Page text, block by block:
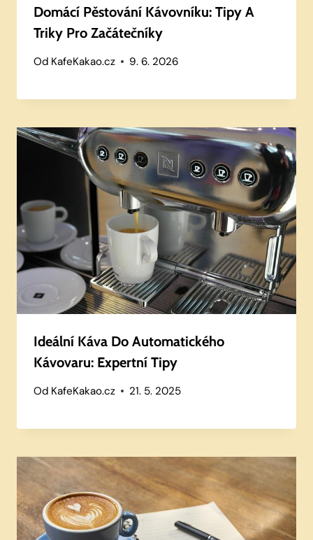
Domácí Pěstování Kávovníku: Tipy A
Triky Pro Začátečníky
Od KafeKakao.cz 9. 6. 2026
Ideální Káva Do Automatického
Kávovaru: Expertní Tipy
Od KafeKakao.cz 21. 5. 2025